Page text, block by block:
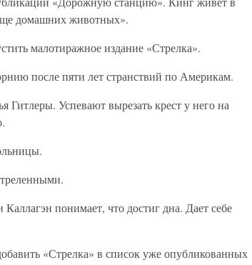
домашних животных».
малотиражное издание «Стрелка».
после пяти лет странствий по Америкам.
Гитлеры. Успевают вырезать крест у него на
понимает, что достиг дна. Дает себе
«Стрелка» в список уже опубликованных